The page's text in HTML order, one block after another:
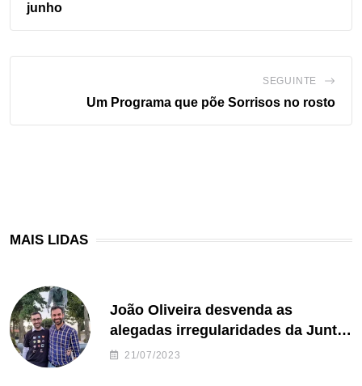
junho
SEGUINTE
Um Programa que põe Sorrisos no rosto
MAIS LIDAS
João Oliveira desvenda as
alegadas irregularidades da Junta
de Freguesia S. João de Ver
21/07/2023